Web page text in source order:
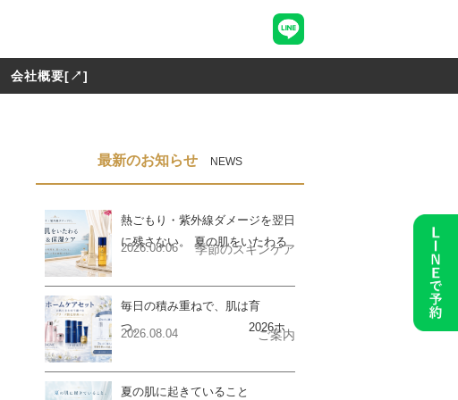
会社概要[↗]
最新のお知らせ NEWS
熱ごもり・紫外線ダメージを翌日
に残さない。 夏の肌をいたわる
2026.08.06 季節のスキンケア
毎日の積み重ねで、肌は育
つ。 2026ホ
2026.08.04 ご案内
夏の肌に起きていること